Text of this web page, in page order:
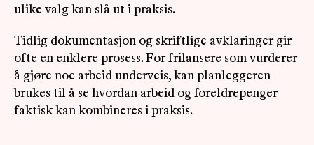
ulike valg kan slå ut i praksis.
Tidlig dokumentasjon og skriftlige avklaringer gir
ofte en enklere prosess. For frilansere som vurderer
å gjøre noe arbeid underveis, kan planleggeren
brukes til å se hvordan arbeid og foreldrepenger
faktisk kan kombineres i praksis.